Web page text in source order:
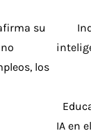
su
los
IA en